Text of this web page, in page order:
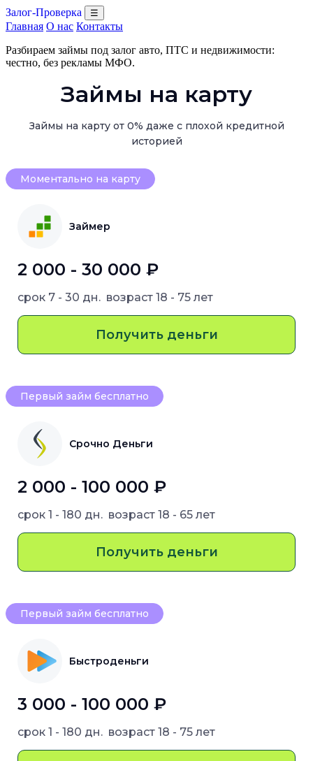
Залог-Проверка ☰
Главная О нас Контакты
Разбираем займы под залог авто, ПТС и недвижимости:
честно, без рекламы МФО.
Займы на карту
Займы на карту от 0% даже с плохой кредитной
историей
Моментально на карту
Займер
2 000 - 30 000 ₽
срок 7 - 30 дн. возраст 18 - 75 лет
Получить деньги
Первый займ бесплатно
Срочно Деньги
2 000 - 100 000 ₽
срок 1 - 180 дн. возраст 18 - 65 лет
Получить деньги
Первый займ бесплатно
Быстроденьги
3 000 - 100 000 ₽
срок 1 - 180 дн. возраст 18 - 75 лет